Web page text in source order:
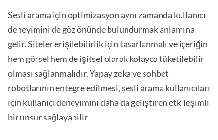
Sesli arama için optimizasyon aynı zamanda kullanıcı
deneyimini de göz önünde bulundurmak anlamına
gelir. Siteler erişilebilirlik için tasarlanmalı ve içeriğin
hem görsel hem de işitsel olarak kolayca tüketilebilir
olması sağlanmalıdır. Yapay zeka ve sohbet
robotlarının entegre edilmesi, sesli arama kullanıcıları
için kullanıcı deneyimini daha da geliştiren etkileşimli
bir unsur sağlayabilir.